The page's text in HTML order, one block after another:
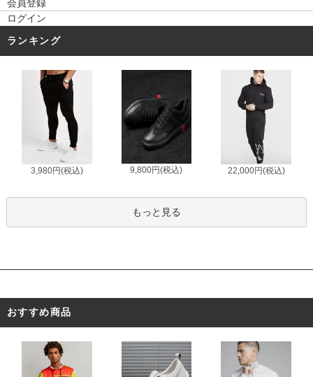
会員登録
ログイン
ランキング
3,980円(税込) 9,800円(税込) 22,000円(税込)
もっと見る
おすすめ商品